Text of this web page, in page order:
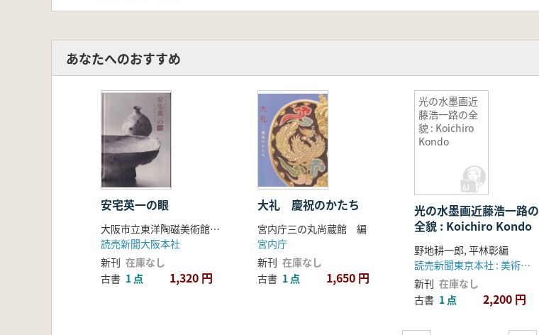
あなたへのおすすめ
安宅英一の眼
大阪市立東洋陶磁美術館編集
読売新聞大阪本社
新刊 在庫なし
古書 1 点 1,320 円
大礼 慶祝のかたち
宮内庁三の丸尚蔵館 編
宮内庁
新刊 在庫なし
古書 1 点 1,650 円
光の水墨画近
藤浩一路の全
貌 : Koichiro
Kondo
光の水墨画近藤浩一路の
全貌 : Koichiro Kondo
野地耕一郎, 平林彰編
読売新聞東京本社 : 美術館連絡協議会
新刊 在庫なし
古書 1 点 2,200 円